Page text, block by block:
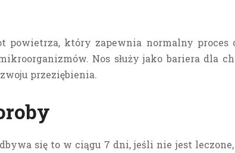
który zapewnia normalny proces
Nos służy jako bariera dla
przeziębienia.
się to w ciągu 7 dni, jeśli nie jest